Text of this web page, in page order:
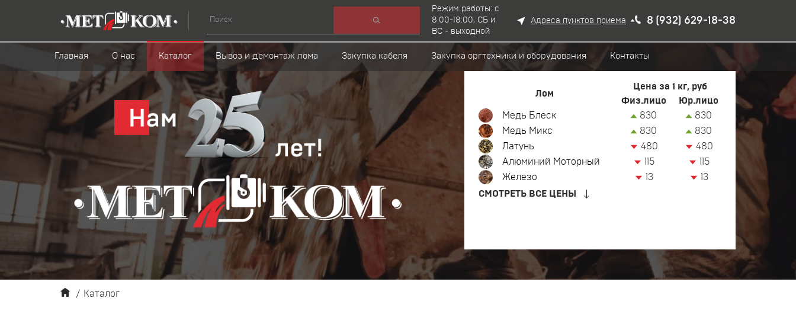
Режим работы: c
8:00-18:00, СБ и
ВС - выходной
Адреса пунктов приема 8 (932) 629-18-38
Главная О нас Каталог Вывоз и демонтаж лома Закупка кабеля Закупка оргтехники и оборудования Контакты
Лом
Цена за 1 кг, руб
Физ.лицо
Юр.лицо
Медь Блеск
830
830
Медь Микс
830
830
Латунь
480
480
Алюминий Моторный
115
115
Железо
13
13
СМОТРЕТЬ ВСЕ ЦЕНЫ
/ Каталог